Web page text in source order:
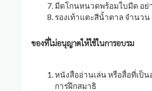
มีดโกนหนวดพร้อมใบมีด อย่
รองเท้าแตะสีน้ำตาล จำนวน
ของที่ไม่อนุญาตให้ใช้ในการอบรม
หนังสืออ่านเล่น หรือสื่อที่เป็น
การฝึกสมาธิ